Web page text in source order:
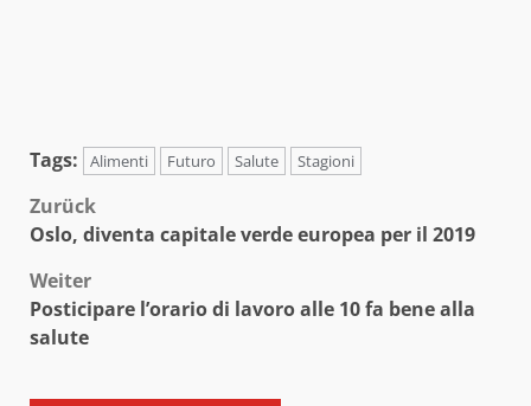
Tags: Alimenti Futuro Salute Stagioni
Beitragsnavigation
Zurück
Oslo, diventa capitale verde europea per il 2019
Weiter
Posticipare l’orario di lavoro alle 10 fa bene alla
salute